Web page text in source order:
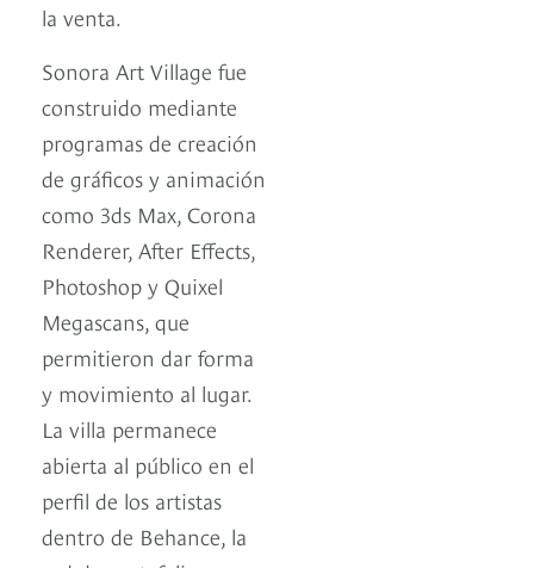
la venta.
Sonora Art Village fue
construido mediante
programas de creación
de gráficos y animación
como 3ds Max, Corona
Renderer, After Effects,
Photoshop y Quixel
Megascans, que
permitieron dar forma
y movimiento al lugar.
La villa permanece
abierta al público en el
perfil de los artistas
dentro de Behance, la